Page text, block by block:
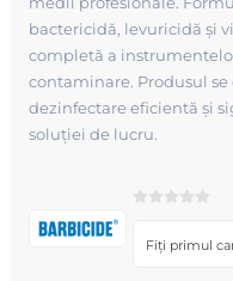
bactericidă, levuricidă și
completă a
contaminare. Produsul se
dezinfectare eficientă și
soluției de lucru.
Fiți primul